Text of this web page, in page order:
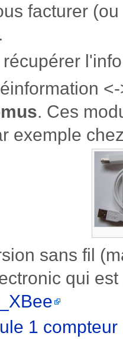
facturer
. Ces
exemple
sans fil
qui
1